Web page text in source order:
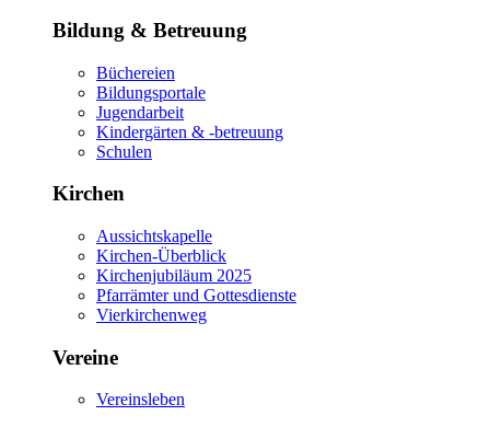
Bildung & Betreuung
Büchereien
Bildungsportale
Jugendarbeit
Kindergärten & -betreuung
Schulen
Kirchen
Aussichtskapelle
Kirchen-Überblick
Kirchenjubiläum 2025
Pfarrämter und Gottesdienste
Vierkirchenweg
Vereine
Vereinsleben